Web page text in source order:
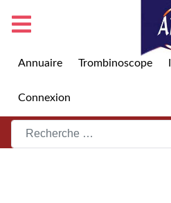
Annuaire Trombinoscope
Connexion
Rechercher